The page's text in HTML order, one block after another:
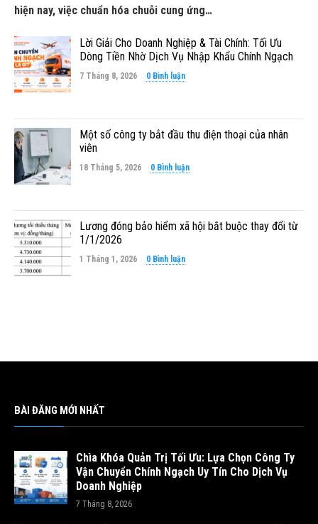
hiện nay, việc chuẩn hóa chuỗi cung ứng…
Lời Giải Cho Doanh Nghiệp & Tài Chính: Tối Ưu
Dòng Tiền Nhờ Dịch Vụ Nhập Khẩu Chính Ngạch
7 Tháng 8, 2026 0 Bình luận
Một số công ty bắt đầu thu điện thoại của nhân
viên
18 Tháng 5, 2026 0 Bình luận
Lương đóng bảo hiểm xã hội bắt buộc thay đổi từ
1/1/2026
1 Tháng 1, 2026 0 Bình luận
BÀI ĐĂNG MỚI NHẤT
Chìa Khóa Quản Trị Tối Ưu: Lựa Chọn Công Ty
Vận Chuyển Chính Ngạch Uy Tín Cho Dịch Vụ
Doanh Nghiệp
7 Tháng 8, 2026